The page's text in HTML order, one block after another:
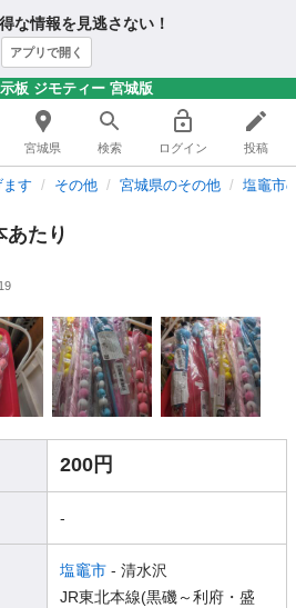
な情報を見逃さない！
アプリで開く
板 ジモティー 宮城版
宮城県 検索 ログイン 投稿
す その他 宮城県のその他 塩竈市
あたり
200円
-
塩竈市 - 清水沢
JR東北本線(黒磯～利府・盛